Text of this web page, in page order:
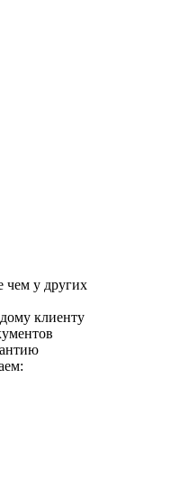
чем у других
клиенту